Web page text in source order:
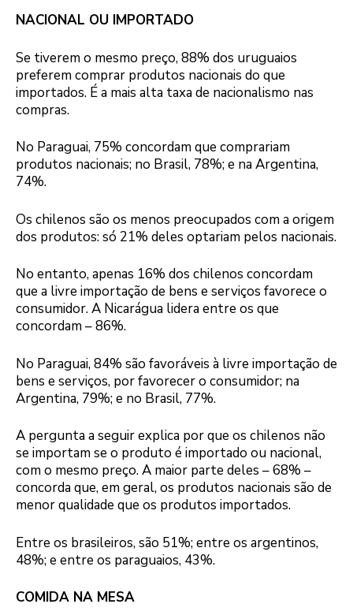
NACIONAL OU IMPORTADO
Se tiverem o mesmo preço, 88% dos uruguaios
preferem comprar produtos nacionais do que
importados. É a mais alta taxa de nacionalismo nas
compras.
No Paraguai, 75% concordam que comprariam
produtos nacionais; no Brasil, 78%; e na Argentina,
74%.
Os chilenos são os menos preocupados com a origem
dos produtos: só 21% deles optariam pelos nacionais.
No entanto, apenas 16% dos chilenos concordam
que a livre importação de bens e serviços favorece o
consumidor. A Nicarágua lidera entre os que
concordam – 86%.
No Paraguai, 84% são favoráveis à livre importação de
bens e serviços, por favorecer o consumidor; na
Argentina, 79%; e no Brasil, 77%.
A pergunta a seguir explica por que os chilenos não
se importam se o produto é importado ou nacional,
com o mesmo preço. A maior parte deles – 68% –
concorda que, em geral, os produtos nacionais são de
menor qualidade que os produtos importados.
Entre os brasileiros, são 51%; entre os argentinos,
48%; e entre os paraguaios, 43%.
COMIDA NA MESA